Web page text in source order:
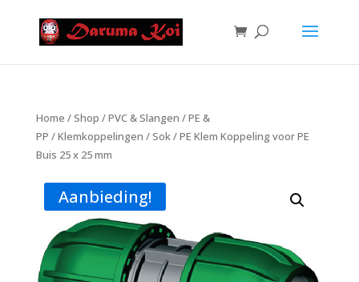
Home /Shop /PVC & Slangen /PE &
PP /Klemkoppelingen /Sok/ PE Klem Koppeling voor PE
Buis 25 x 25 mm
Aanbieding!